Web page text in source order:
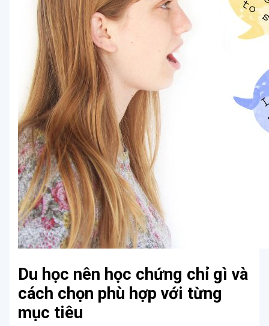
Du học nên học chứng chỉ gì và
cách chọn phù hợp với từng
mục tiêu